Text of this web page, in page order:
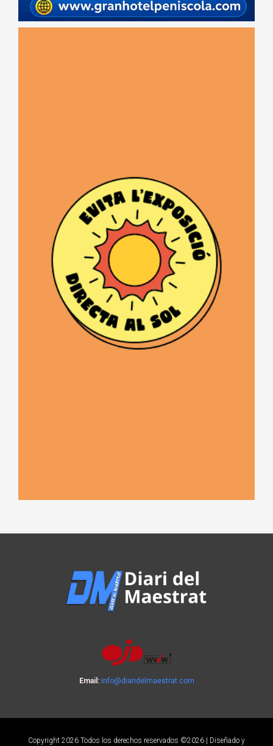
Email: info@diaridelmaestrat.com
Copyright 2026 Todos los derechos reservados ©2026 | Diseñado y